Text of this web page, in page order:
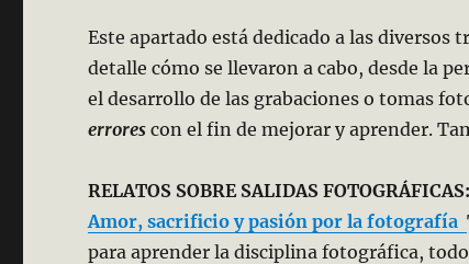
Este apartado está dedicado a las diversos
detalle cómo se llevaron a cabo, desde la
el desarrollo de las grabaciones o tomas
errores con el fin de mejorar y aprender.
RELATOS SOBRE SALIDAS FOTOGRÁFICAS:
Amor, sacrificio y pasión por la fotografía
para aprender la disciplina fotográfica,